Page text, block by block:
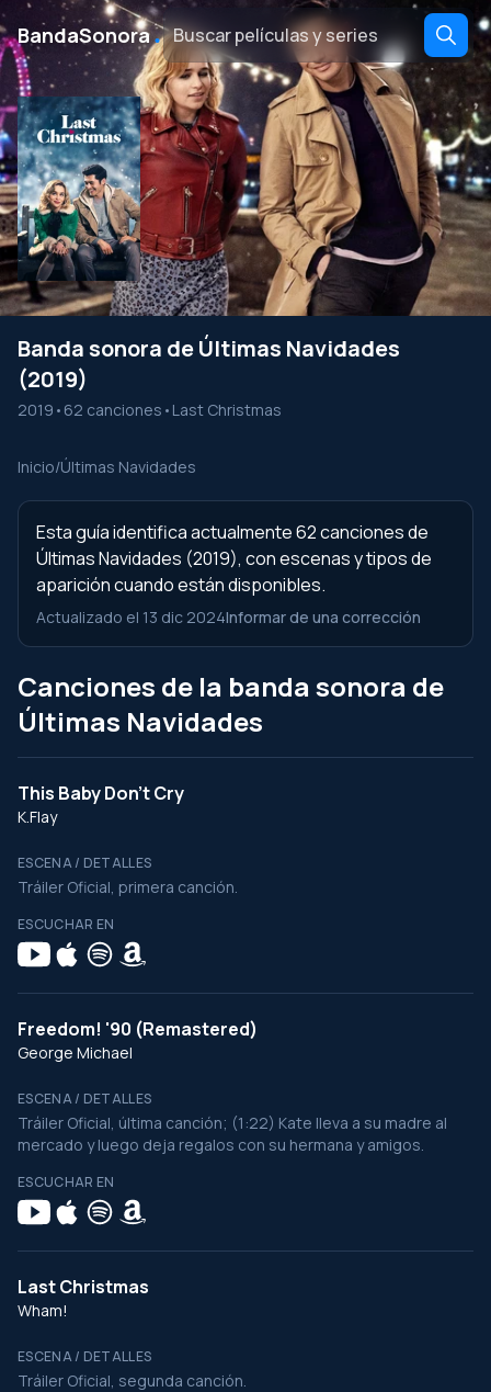
BandaSonora․
Banda sonora de Últimas Navidades
(2019)
2019 • 62 canciones • Last Christmas
Inicio/Últimas Navidades
Esta guía identifica actualmente 62 canciones de
Últimas Navidades (2019), con escenas y tipos de
aparición cuando están disponibles.
Actualizado el 13 dic 2024Informar de una corrección
Canciones de la banda sonora de
Últimas Navidades
This Baby Don't Cry
K.Flay
ESCENA / DETALLES
Tráiler Oficial, primera canción.
ESCUCHAR EN
Freedom! '90 (Remastered)
George Michael
ESCENA / DETALLES
Tráiler Oficial, última canción; (1:22) Kate lleva a su madre al
mercado y luego deja regalos con su hermana y amigos.
ESCUCHAR EN
Last Christmas
Wham!
ESCENA / DETALLES
Tráiler Oficial, segunda canción.